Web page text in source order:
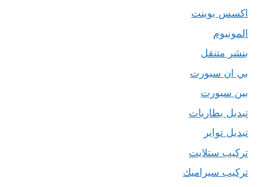
اكسس بوينت
المونيوم
بنشر متنقل
بي ان سبورت
بين سبورت
تبديل بطاريات
تبديل تواير
تركيب ستلايت
تركيب سيراميك